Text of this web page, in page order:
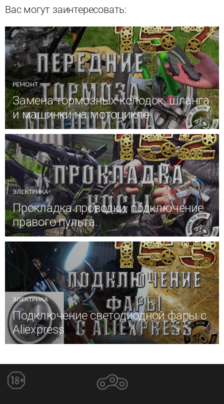
Вас могут заинтересовать:
РЕМОНТ
Замена тормозных колодок, шланга
и машинки на мотоцикле
ЭЛЕКТРИКА
Прокладка проводки, подключение
правого пульта.
ЭЛЕКТРИКА
Подключение светодиодной фары с
Aliexpress